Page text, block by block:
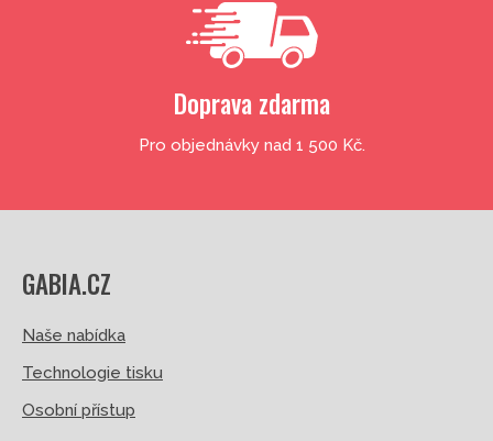
Doprava zdarma
Pro objednávky nad 1 500 Kč.
GABIA.CZ
Naše nabídka
Technologie tisku
Osobní přístup